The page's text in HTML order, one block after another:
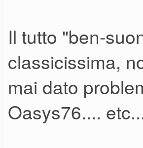
Il tutto "ben-
classicissima,
mai dato
Oasys76....